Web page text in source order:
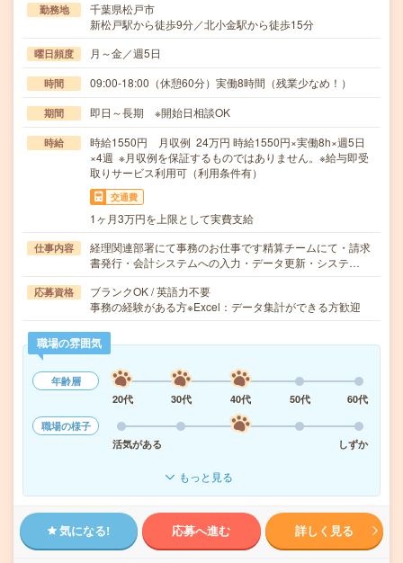
勤務地
千葉県松戸市
新松戸駅から徒歩9分／北小金駅から徒歩15分
曜日頻度 月～金／週5日
時間 09:00-18:00（休憩60分）実働8時間（残業少なめ！）
期間 即日～長期 ※開始日相談OK
時給
時給1550円 月収例 24万円 時給1550円×実働8h×週5日
×4週 ※月収例を保証するものではありません。※給与即受
取りサービス利用可（利用条件有）
交通費
1ヶ月3万円を上限として実費支給
仕事内容
経理関連部署にて事務のお仕事です精算チームにて・請求
書発行・会計システムへの入力・データ更新・システ…
応募資格
ブランクOK / 英語力不要
事務の経験がある方※Excel：データ集計ができる方歓迎
職場の雰囲気
年齢層
20代
30代 40代 50代
60代
職場の様子
活気がある
しずか
もっと見る
気になる! 応募へ進む 詳しく見る